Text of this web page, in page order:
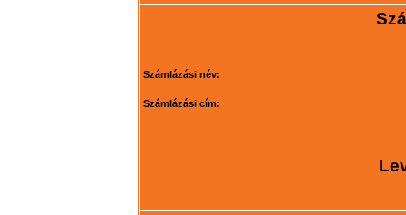
Számlázási név:
Számlázási cím: